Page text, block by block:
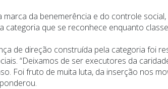
marca da benemerência e do controle
categoria que se reconhece enquanto
de direção construída pela categoria foi
“Deixamos de ser executores da
Foi fruto de muita luta, da inserção nos